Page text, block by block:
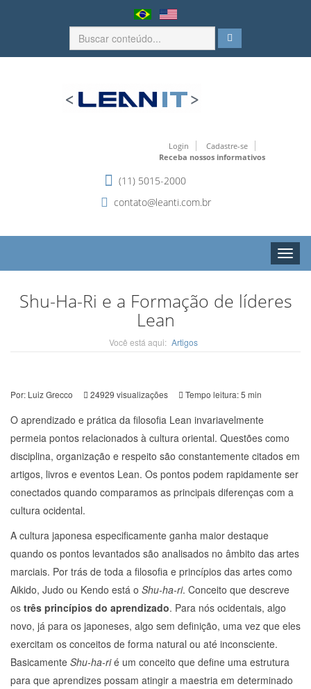
Login
Cadastre-se
Receba nossos informativos
(11) 5015-2000
contato@leanti.com.br
Toggle
Shu-Ha-Ri e a Formação de líderes
Lean
Você está aqui: Artigos
Por: Luiz Grecco 24929 visualizações Tempo leitura: 5 min
O aprendizado e prática da filosofia Lean invariavelmente
permeia pontos relacionados à cultura oriental. Questões como
disciplina, organização e respeito são constantemente citados em
artigos, livros e eventos Lean. Os pontos podem rapidamente ser
conectados quando comparamos as principais diferenças com a
cultura ocidental.
A cultura japonesa especificamente ganha maior destaque
quando os pontos levantados são analisados no âmbito das artes
marciais. Por trás de toda a filosofia e princípios das artes como
Aikido, Judo ou Kendo está o Shu-ha-ri. Conceito que descreve
os três princípios do aprendizado. Para nós ocidentais, algo
novo, já para os japoneses, algo sem definição, uma vez que eles
exercitam os conceitos de forma natural ou até inconsciente.
Basicamente Shu-ha-rié um conceito que define uma estrutura
para que aprendizes possam atingir a maestria em determinado